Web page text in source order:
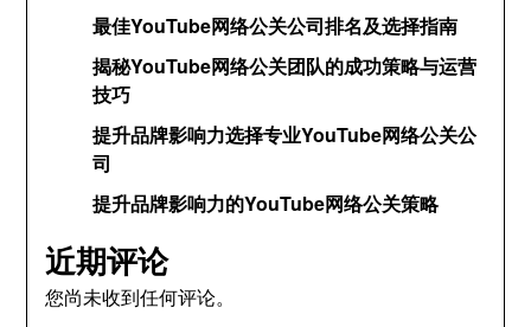
最佳YouTube网络公关公司排名及选择指南
揭秘YouTube网络公关团队的成功策略与运营
技巧
提升品牌影响力选择专业YouTube网络公关公
司
提升品牌影响力的YouTube网络公关策略
近期评论
您尚未收到任何评论。